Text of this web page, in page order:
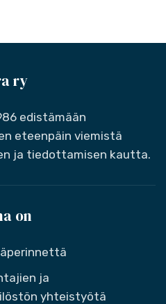
ry
edistämään
eteenpäin viemistä
ja tiedottamisen kautta.
on
ja
yhteistyötä